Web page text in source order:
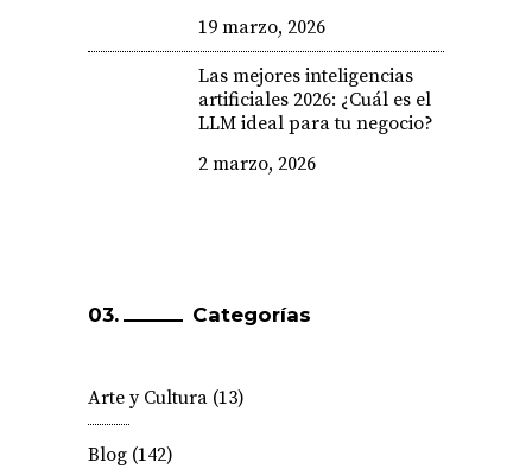
19 marzo, 2026
Las mejores inteligencias
artificiales 2026: ¿Cuál es el
LLM ideal para tu negocio?
2 marzo, 2026
Categorías
Arte y Cultura (13)
Blog (142)